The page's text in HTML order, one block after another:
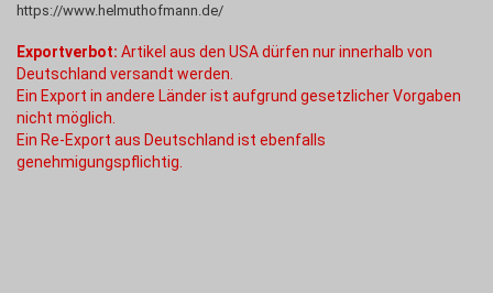
https://www.helmuthofmann.de/
Exportverbot: Artikel aus den USA dürfen nur innerhalb von
Deutschland versandt werden.
Ein Export in andere Länder ist aufgrund gesetzlicher Vorgaben
nicht möglich.
Ein Re-Export aus Deutschland ist ebenfalls
genehmigungspflichtig.